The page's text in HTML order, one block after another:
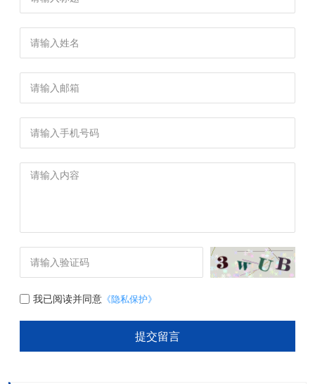
我已阅读并同意《隐私保护》
提交留言